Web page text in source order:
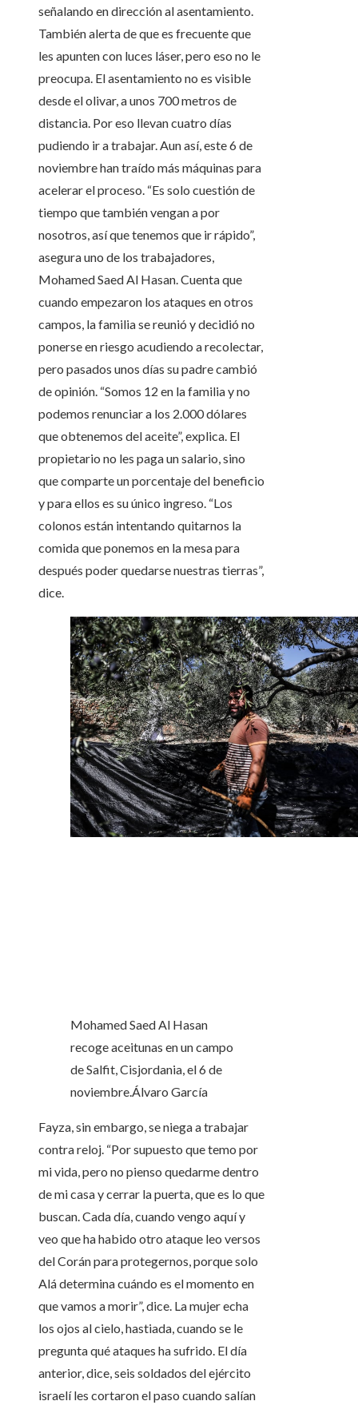
señalando en dirección al asentamiento.
También alerta de que es frecuente que
les apunten con luces láser, pero eso no le
preocupa. El asentamiento no es visible
desde el olivar, a unos 700 metros de
distancia. Por eso llevan cuatro días
pudiendo ir a trabajar. Aun así, este 6 de
noviembre han traído más máquinas para
acelerar el proceso. “Es solo cuestión de
tiempo que también vengan a por
nosotros, así que tenemos que ir rápido”,
asegura uno de los trabajadores,
Mohamed Saed Al Hasan. Cuenta que
cuando empezaron los ataques en otros
campos, la familia se reunió y decidió no
ponerse en riesgo acudiendo a recolectar,
pero pasados unos días su padre cambió
de opinión. “Somos 12 en la familia y no
podemos renunciar a los 2.000 dólares
que obtenemos del aceite”, explica. El
propietario no les paga un salario, sino
que comparte un porcentaje del beneficio
y para ellos es su único ingreso. “Los
colonos están intentando quitarnos la
comida que ponemos en la mesa para
después poder quedarse nuestras tierras”,
dice.
Mohamed Saed Al Hasan
recoge aceitunas en un campo
de Salfit, Cisjordania, el 6 de
noviembre.Álvaro García
Fayza, sin embargo, se niega a trabajar
contra reloj. “Por supuesto que temo por
mi vida, pero no pienso quedarme dentro
de mi casa y cerrar la puerta, que es lo que
buscan. Cada día, cuando vengo aquí y
veo que ha habido otro ataque leo versos
del Corán para protegernos, porque solo
Alá determina cuándo es el momento en
que vamos a morir”, dice. La mujer echa
los ojos al cielo, hastiada, cuando se le
pregunta qué ataques ha sufrido. El día
anterior, dice, seis soldados del ejército
israelí les cortaron el paso cuando salían